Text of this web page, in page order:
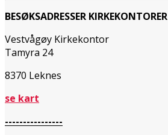
BESØKSADRESSER KIRKEKONTORER
Vestvågøy Kirkekontor
Tamyra 24
8370 Leknes
se kart
----------------